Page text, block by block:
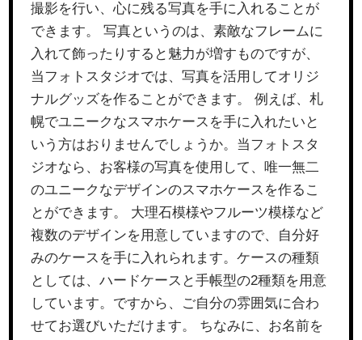
撮影を行い、心に残る写真を手に入れることが
できます。 写真というのは、素敵なフレームに
入れて飾ったりすると魅力が増すものですが、
当フォトスタジオでは、写真を活用してオリジ
ナルグッズを作ることができます。 例えば、札
幌でユニークなスマホケースを手に入れたいと
いう方はおりませんでしょうか。当フォトスタ
ジオなら、お客様の写真を使用して、唯一無二
のユニークなデザインのスマホケースを作るこ
とができます。 大理石模様やフルーツ模様など
複数のデザインを用意していますので、自分好
みのケースを手に入れられます。ケースの種類
としては、ハードケースと手帳型の2種類を用意
しています。ですから、ご自分の雰囲気に合わ
せてお選びいただけます。 ちなみに、お名前を